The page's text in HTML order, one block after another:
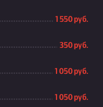
1 550 руб.
350 руб.
1 050 руб.
1 050 руб.